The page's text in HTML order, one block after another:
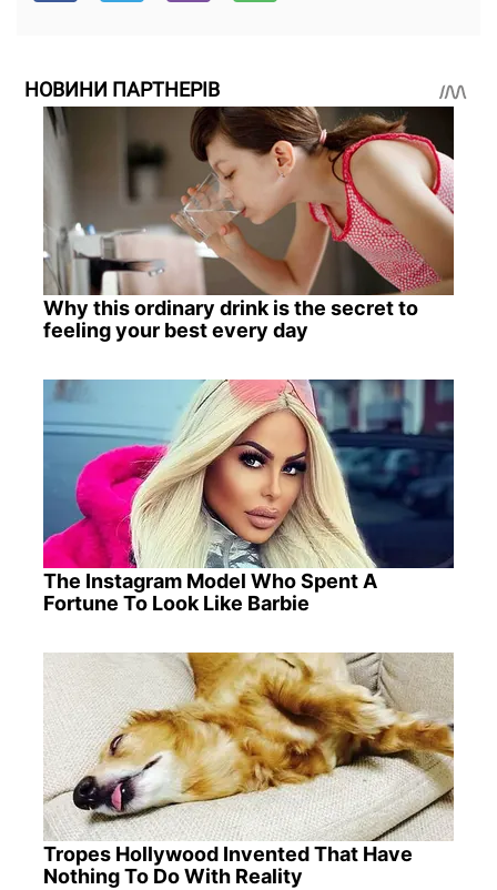
НОВИНИ ПАРТНЕРІВ
Why this ordinary drink is the secret to
feeling your best every day
The Instagram Model Who Spent A
Fortune To Look Like Barbie
Tropes Hollywood Invented That Have
Nothing To Do With Reality